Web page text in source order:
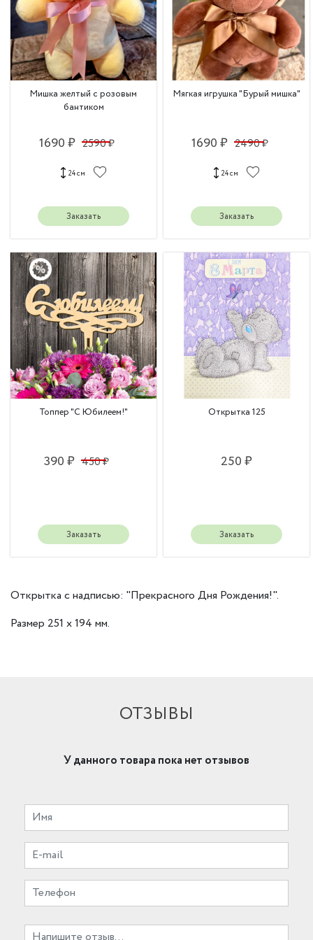
Мишка желтый с розовым
бантиком
1690 ₽ 2590 ₽
24 см
Заказать
Мягкая игрушка "Бурый мишка"
1690 ₽ 2490 ₽
24 см
Заказать
Топпер "С Юбилеем!"
390 ₽ 450 ₽
Заказать
Открытка 125
250 ₽
Заказать
Открытка с надписью: "Прекрасного Дня Рождения!".
Размер 251 x 194 мм.
ОТЗЫВЫ
У данного товара пока нет отзывов